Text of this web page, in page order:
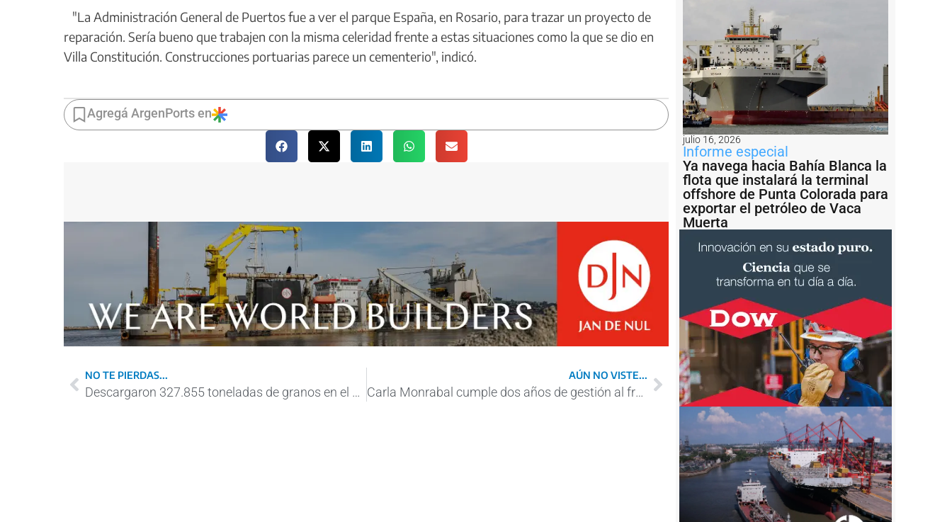
"La Administración General de Puertos fue a ver el parque España, en Rosario, para trazar un proyecto de
reparación. Sería bueno que trabajen con la misma celeridad frente a estas situaciones como la que se dio en
Villa Constitución. Construcciones portuarias parece un cementerio", indicó.
Agregá ArgenPorts en
NO TE PIERDAS...
Descargaron 327.855 toneladas de granos en el puerto de Bahía Blanca
AÚN NO VISTE...
Carla Monrabal cumple dos años de gestión al frente del Puerto Dock Sud
julio 16, 2026
Informe especial
Ya navega hacia Bahía Blanca la
flota que instalará la terminal
offshore de Punta Colorada para
exportar el petróleo de Vaca
Muerta